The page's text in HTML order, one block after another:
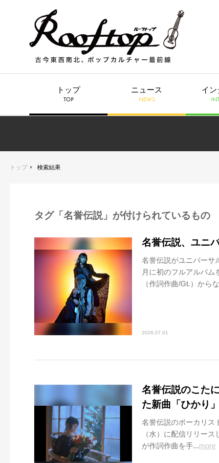
トップ
TOP
ニュース
NEWS
イン
トップ 検索結果
タグ「名誉伝説」が付けられているもの
名誉伝説、ユニ
名誉伝説がユニバーサ
月に初のフルアルバム
（作詞作曲/Gt.）から
2026.07.01
名誉伝説のこた
た新曲「ひかり
名誉伝説のボーカリス
（水）に配信リリー
が作詞作曲を手...more